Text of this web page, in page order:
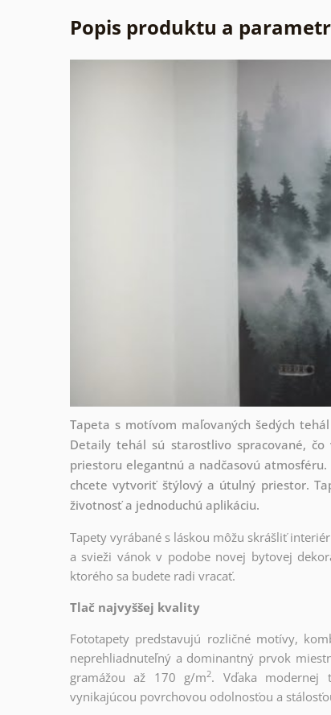
Popis produktu a
Tapeta s motívom maľovaných šedých
Detaily tehál sú starostlivo spracované,
priestoru elegantnú a nadčasovú
chcete vytvoriť štýlový a útulný priestor.
životnosť a jednoduchú aplikáciu.
Tapety vyrábané s láskou môžu skrášliť
a svieži vánok v podobe novej bytovej
ktorého sa budete radi vracať.
Tlač najvyššej kvality
Fototapety predstavujú rozličné motívy,
neprehliadnuteľný a dominantný prvok
gramážou až 170 g/m2. Vďaka modernej
vynikajúcou povrchovou odolnosťou a